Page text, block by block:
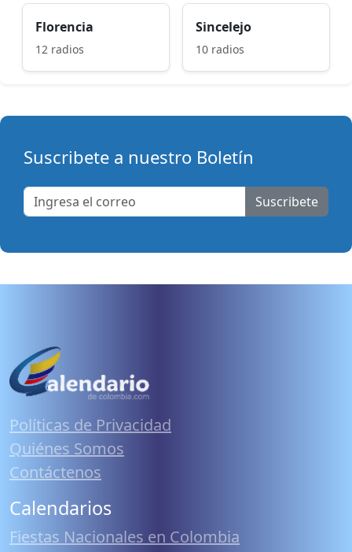
Florencia
12 radios
Sincelejo
10 radios
Suscribete a nuestro Boletín
Suscribete
Políticas de Privacidad
Quiénes Somos
Contáctenos
Calendarios
Fiestas Nacionales en Colombia